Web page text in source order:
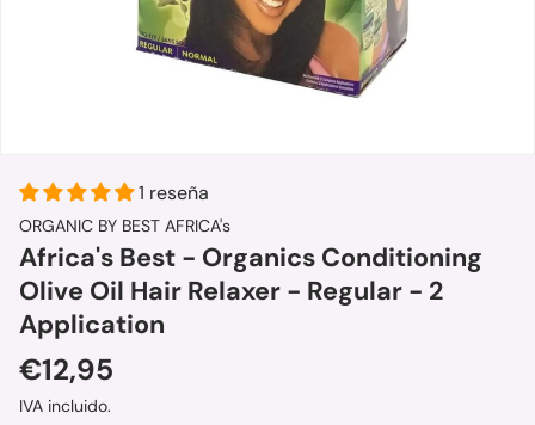
1 reseña
ORGANIC BY BEST AFRICA's
Africa's Best - Organics Conditioning
Olive Oil Hair Relaxer - Regular - 2
Application
Precio normal
€12,95
IVA incluido.